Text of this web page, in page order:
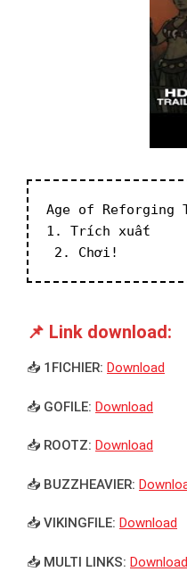
Age of Reforging
1. Trích xuất
2. Chơi!
📌 Link download:
📥 1FICHIER: Download
📥 GOFILE: Download
📥 ROOTZ: Download
📥 BUZZHEAVIER:
📥 VIKINGFILE: Download
📥 MULTI LINKS: Download